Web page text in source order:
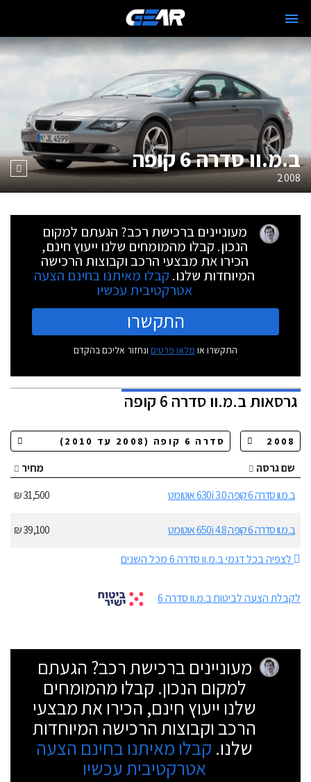
ב.מ.וו סדרה 6 קופה
2008
מעוניינים ברכישת רכב? הגעתם למקום
הנכון. קבלו מהמומחים שלנו ייעוץ חינם,
הכירו את מבצעי הרכב וקבוצות הרכישה
המיוחדות שלנו. קבלו מאיתנו בחינם הצעה
אטרקטיבית עכשיו
התקשרו
התקשרו או מלאו פרטים ונחזור אליכם בהקדם
גרסאותב.מ.וו סדרה 6 קופה
שם גרסה
מחיר
ב.מ.וו סדרה 6 קופה 630i 3.0 אוטומט
31,500 ₪
ב.מ.וו סדרה 6 קופה 650i 4.8 אוטומט
39,100 ₪
לצפיה בכל דגמי ב.מ.וו סדרה 6 מכל השנים
לקבלת הצעה לביטוח ב.מ.וו סדרה 6
מעוניינים ברכישת רכב? הגעתם
למקום הנכון. קבלו מהמומחים
שלנו ייעוץ חינם, הכירו את מבצעי
הרכב וקבוצות הרכישה המיוחדות
שלנו. קבלו מאיתנו בחינם הצעה
אטרקטיבית עכשיו